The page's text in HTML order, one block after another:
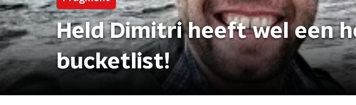
Held Dimitri heeft wel een
bucketlist!